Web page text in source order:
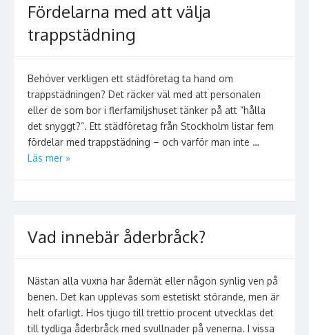
Fördelarna med att välja
trappstädning
Behöver verkligen ett städföretag ta hand om
trappstädningen? Det räcker väl med att personalen
eller de som bor i flerfamiljshuset tänker på att ”hålla
det snyggt?”. Ett städföretag från Stockholm listar fem
fördelar med trappstädning – och varför man inte …
Läs mer »
Vad innebär åderbråck?
Nästan alla vuxna har ådernät eller någon synlig ven på
benen. Det kan upplevas som estetiskt störande, men är
helt ofarligt. Hos tjugo till trettio procent utvecklas det
till tydliga åderbråck med svullnader på venerna. I vissa